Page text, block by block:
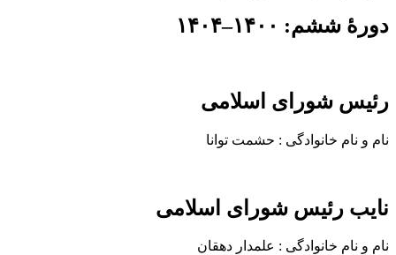
دورهٔ ششم: ۱۴۰۰–۱۴۰۴
رئیس شورای اسلامی
نام و نام خانوادگی : حشمت توانا
نایب رئیس شورای اسلامی
نام و نام خانوادگی : علمدار دهقان